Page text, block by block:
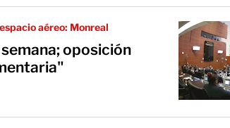
aéreo: Monreal
oposición